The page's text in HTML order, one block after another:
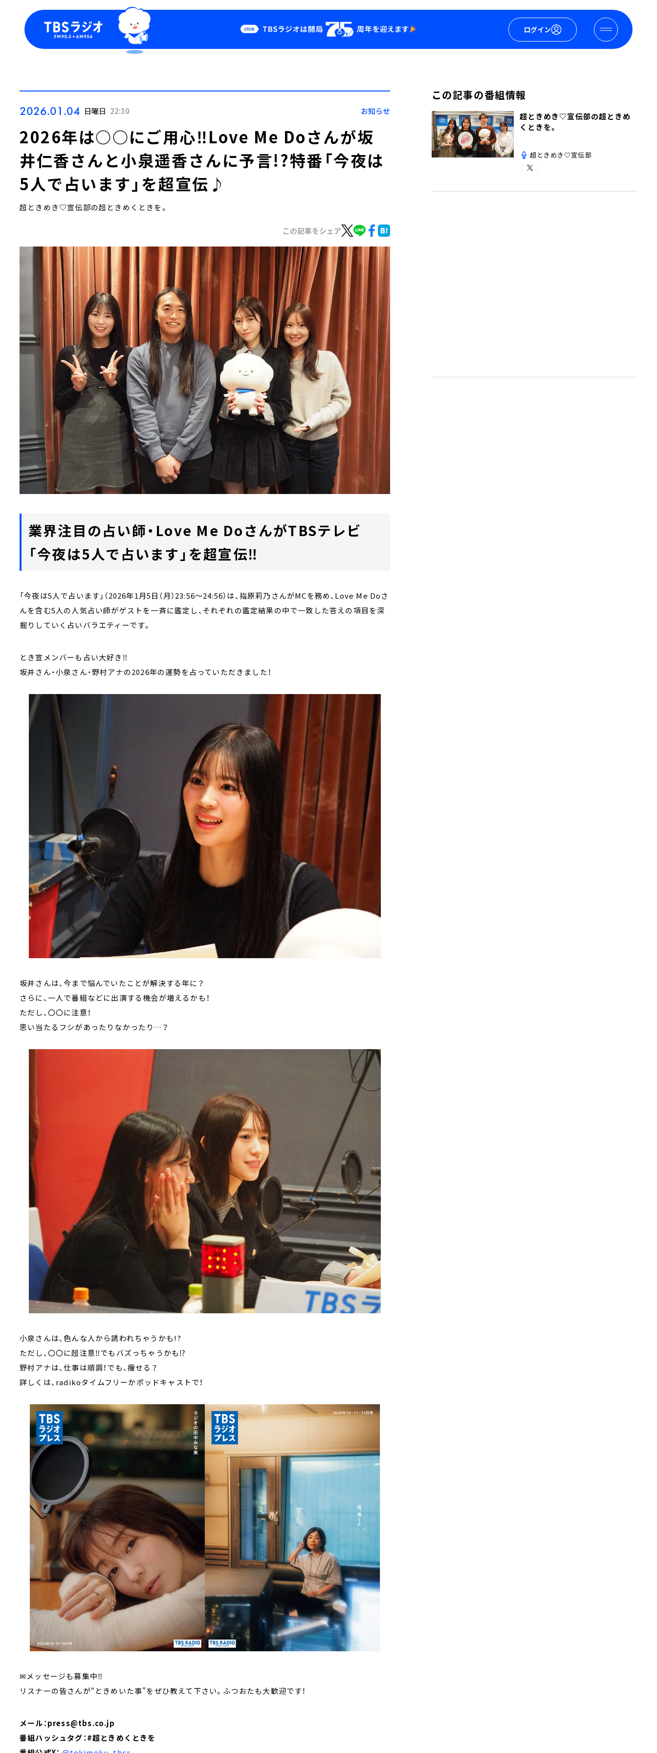
ログイン
Podcast
YouTube
2026.01.04 日曜日 22:30 お知らせ
2026年は○○にご用心‼Love Me Doさんが坂
井仁香さんと小泉遥香さんに予言!?特番「今夜は
5人で占います」を超宣伝♪
超ときめき♡宣伝部の超ときめくときを。
この記事をシェア
業界注目の占い師・Love Me DoさんがTBSテレビ
「今夜は5人で占います」を超宣伝‼
「今夜は5人で占います」（2026年1月5日（月）23:56～24:56）は、指原莉乃さんがMCを務め、Love Me Doさ
んを含む5人の人気占い師がゲストを一斉に鑑定し、それぞれの鑑定結果の中で一致した答えの項目を深
掘りしていく占いバラエティーです。
とき宣メンバーも占い大好き‼
坂井さん・小泉さん・野村アナの2026年の運勢を占っていただきました！
坂井さんは、今まで悩んでいたことが解決する年に？
さらに、一人で番組などに出演する機会が増えるかも！
ただし、〇〇に注意！
思い当たるフシがあったりなかったり…？
小泉さんは、色んな人から誘われちゃうかも!?
ただし、〇〇に超注意‼でもバズっちゃうかも⁉
野村アナは、仕事は順調！でも、痩せる？
詳しくは、radikoタイムフリーかポッドキャストで！
✉メッセージも募集中‼
リスナーの皆さんが“ときめいた事”をぜひ教えて下さい。ふつおたも大歓迎です！
メール：press@tbs.co.jp
番組ハッシュタグ：#超ときめくときを
この記事の番組情報
超ときめき♡宣伝部の超ときめ
くときを。
超ときめき♡宣伝部